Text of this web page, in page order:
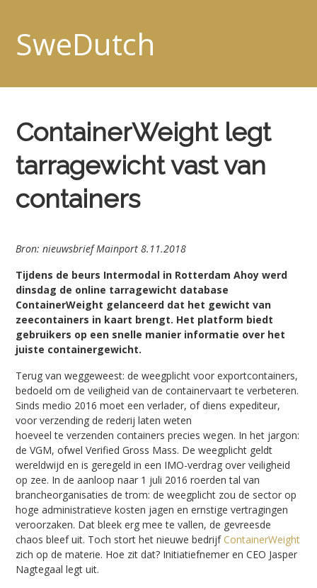
SweDutch
ContainerWeight legt
tarragewicht vast van
containers
Bron: nieuwsbrief Mainport 8.11.2018
Tijdens de beurs Intermodal in Rotterdam Ahoy werd
dinsdag de online tarragewicht database
ContainerWeight gelanceerd dat het gewicht van
zeecontainers in kaart brengt. Het platform biedt
gebruikers op een snelle manier informatie over het
juiste containergewicht.
Terug van weggeweest: de weegplicht voor exportcontainers,
bedoeld om de veiligheid van de containervaart te verbeteren.
Sinds medio 2016 moet een verlader, of diens expediteur,
voor verzending de rederij laten weten
hoeveel te verzenden containers precies wegen. In het jargon:
de VGM, ofwel Verified Gross Mass. De weegplicht geldt
wereldwijd en is geregeld in een IMO-verdrag over veiligheid
op zee. In de aanloop naar 1 juli 2016 roerden tal van
brancheorganisaties de trom: de weegplicht zou de sector op
hoge administratieve kosten jagen en ernstige vertragingen
veroorzaken. Dat bleek erg mee te vallen, de gevreesde
chaos bleef uit. Toch stort het nieuwe bedrijfContainerWeight
zich op de materie. Hoe zit dat? Initiatiefnemer en CEO Jasper
Nagtegaal legt uit.